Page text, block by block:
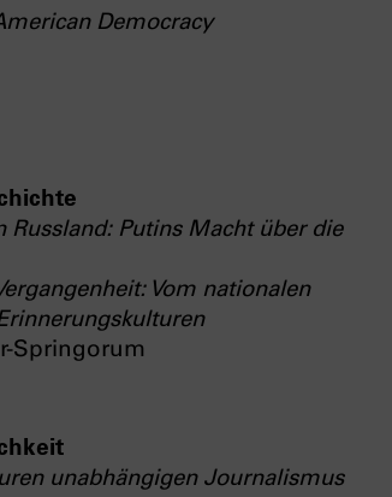
Democracy
Russland: Putins Macht über die
Vom nationalen
Springorum
unabhängigen Journalismus